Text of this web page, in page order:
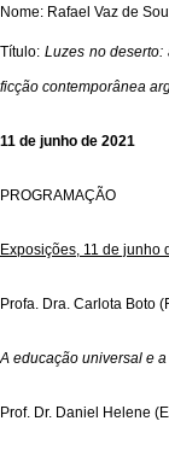
Nome: Rafael Vaz de
Título: Luzes no deserto:
ficção contemporânea
11 de junho de 2021
PROGRAMAÇÃO
Exposições, 11 de junho
Profa. Dra. Carlota Boto
A educação universal e
Prof. Dr. Daniel Helene